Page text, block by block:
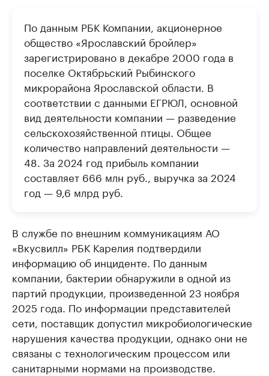
По данным РБК Компании, акционерное
общество «Ярославский бройлер»
зарегистрировано в декабре 2000 года в
поселке Октябрьский Рыбинского
микрорайона Ярославской области. В
соответствии с данными ЕГРЮЛ, основной
вид деятельности компании — разведение
сельскохозяйственной птицы. Общее
количество направлений деятельности —
48. За 2024 год прибыль компании
составляет 666 млн руб., выручка за 2024
год — 9,6 млрд руб.
В службе по внешним коммуникациям АО
«Вкусвилл» РБК Карелия подтвердили
информацию об инциденте. По данным
компании, бактерии обнаружили в одной из
партий продукции, произведенной 23 ноября
2025 года. По информации представителей
сети, поставщик допустил микробиологические
нарушения качества продукции, однако они не
связаны с технологическим процессом или
санитарными нормами на производстве.